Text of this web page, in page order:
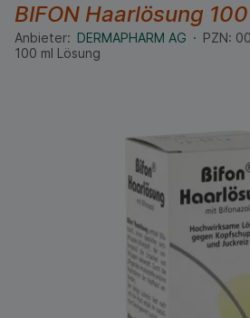
BIFON Haarlösung
Anbieter: DERMAPHARM AG PZN:
100 ml Lösung